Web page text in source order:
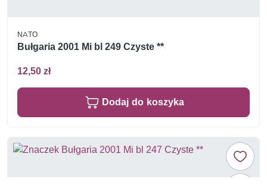
NATO
Bułgaria 2001 Mi bl 249 Czyste **
12,50 zł
Dodaj do koszyka